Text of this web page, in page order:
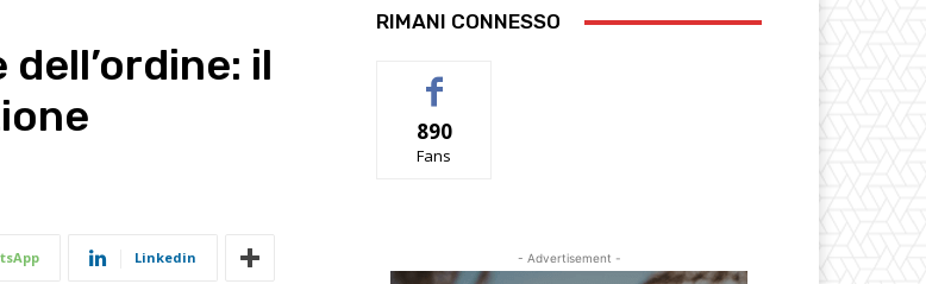
il
Linkedin
RIMANI CONNESSO
890
Fans
- Advertisement -